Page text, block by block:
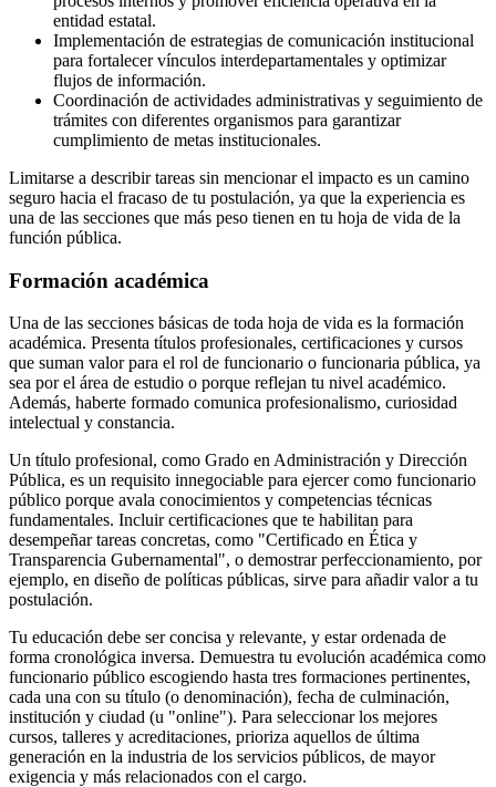
entidad estatal.
Implementación de estrategias de comunicación institucional
para fortalecer vínculos interdepartamentales y optimizar
flujos de información.
Coordinación de actividades administrativas y seguimiento de
trámites con diferentes organismos para garantizar
cumplimiento de metas institucionales.
Limitarse a describir tareas sin mencionar el impacto es un camino
seguro hacia el fracaso de tu postulación, ya que la experiencia es
una de las secciones que más peso tienen en tu hoja de vida de la
función pública.
Formación académica
Una de las secciones básicas de toda hoja de vida es la formación
académica. Presenta títulos profesionales, certificaciones y cursos
que suman valor para el rol de funcionario o funcionaria pública, ya
sea por el área de estudio o porque reflejan tu nivel académico.
Además, haberte formado comunica profesionalismo, curiosidad
intelectual y constancia.
Un título profesional, como Grado en Administración y Dirección
Pública, es un requisito innegociable para ejercer como funcionario
público porque avala conocimientos y competencias técnicas
fundamentales. Incluir certificaciones que te habilitan para
desempeñar tareas concretas, como "Certificado en Ética y
Transparencia Gubernamental", o demostrar perfeccionamiento, por
ejemplo, en diseño de políticas públicas, sirve para añadir valor a tu
postulación.
Tu educación debe ser concisa y relevante, y estar ordenada de
forma cronológica inversa. Demuestra tu evolución académica como
funcionario público escogiendo hasta tres formaciones pertinentes,
cada una con su título (o denominación), fecha de culminación,
institución y ciudad (u "online"). Para seleccionar los mejores
cursos, talleres y acreditaciones, prioriza aquellos de última
generación en la industria de los servicios públicos, de mayor
exigencia y más relacionados con el cargo.